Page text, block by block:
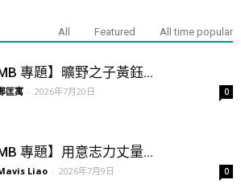
All Featured All time popular
專題】曠野之子黃鈺...
匡寓 - 2026年7月20日 0
專題】用意志力丈量...
Liao - 2026年7月9日 0